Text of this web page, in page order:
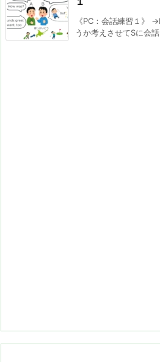
《PC：会話練習１》
うか考えさせてSに会